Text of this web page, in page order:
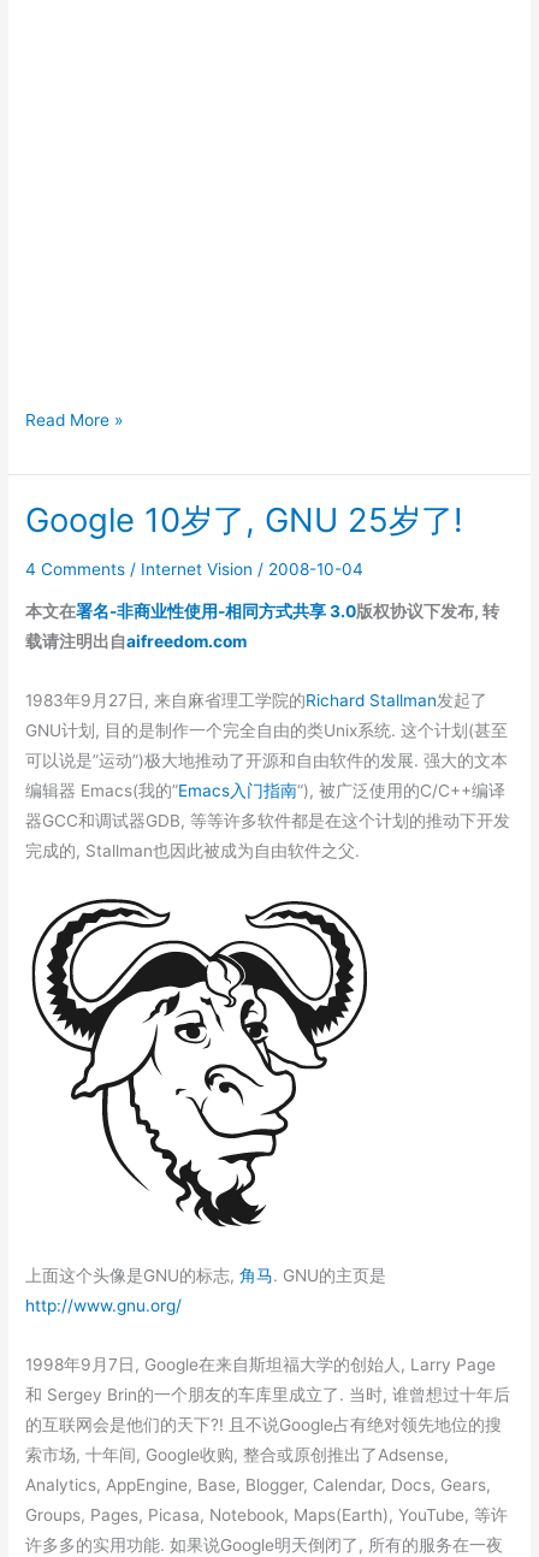
71
前
的
昨
天
Read More »
Google 10岁了, GNU 25岁了!
4 Comments / Internet Vision / 2008-10-04
本文在署名-非商业性使用-相同方式共享 3.0版权协议下发布, 转
载请注明出自aifreedom.com
1983年9月27日, 来自麻省理工学院的Richard Stallman发起了
GNU计划, 目的是制作一个完全自由的类Unix系统. 这个计划(甚至
可以说是”运动”)极大地推动了开源和自由软件的发展. 强大的文本
编辑器 Emacs(我的”Emacs入门指南“), 被广泛使用的C/C++编译
器GCC和调试器GDB, 等等许多软件都是在这个计划的推动下开发
完成的, Stallman也因此被成为自由软件之父.
上面这个头像是GNU的标志,角马. GNU的主页是
http://www.gnu.org/
1998年9月7日, Google在来自斯坦福大学的创始人, Larry Page
和 Sergey Brin的一个朋友的车库里成立了. 当时, 谁曾想过十年后
的互联网会是他们的天下?! 且不说Google占有绝对领先地位的搜
索市场, 十年间, Google收购, 整合或原创推出了Adsense,
Analytics, AppEngine, Base, Blogger, Calendar, Docs, Gears,
Groups, Pages, Picasa, Notebook, Maps(Earth), YouTube, 等许
许多多的实用功能. 如果说Google明天倒闭了, 所有的服务在一夜